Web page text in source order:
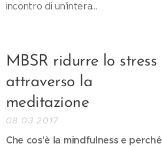
incontro di un'intera...
MBSR ridurre lo stress
attraverso la
meditazione
08.03.2017
Che cos'è la mindfulness e perché